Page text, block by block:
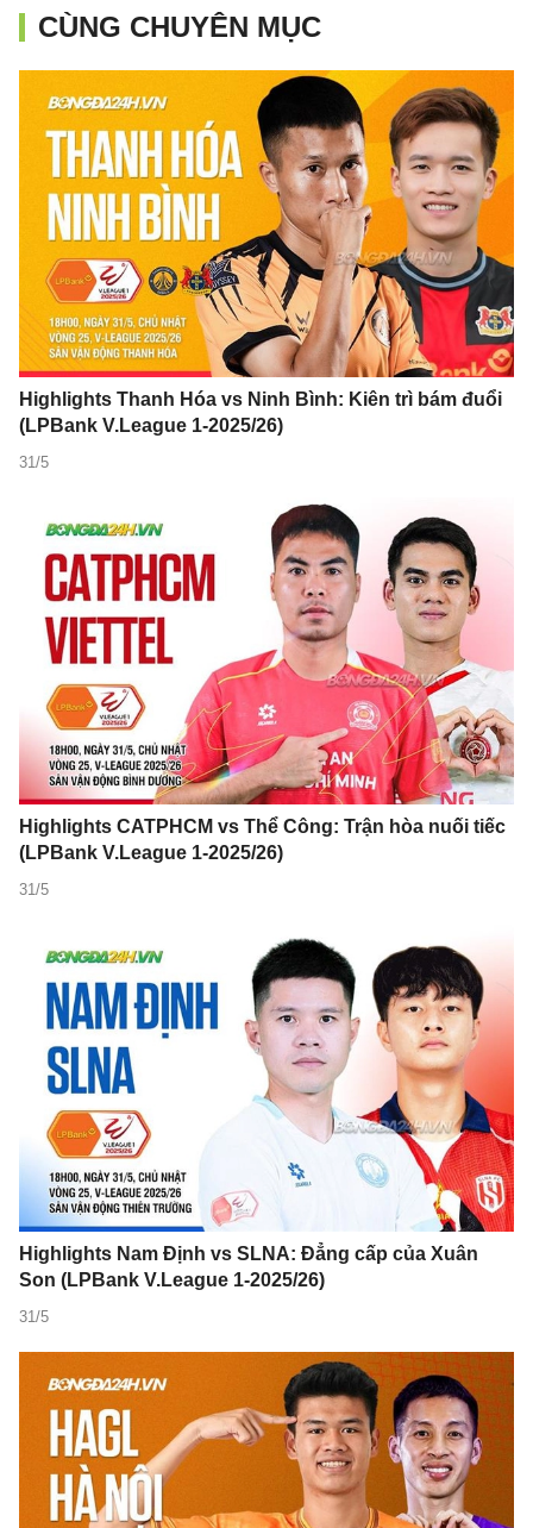
CÙNG CHUYÊN MỤC
Highlights Thanh Hóa vs Ninh Bình: Kiên trì bám đuổi
(LPBank V.League 1-2025/26)
31/5
Highlights CATPHCM vs Thể Công: Trận hòa nuối tiếc
(LPBank V.League 1-2025/26)
31/5
Highlights Nam Định vs SLNA: Đẳng cấp của Xuân
Son (LPBank V.League 1-2025/26)
31/5